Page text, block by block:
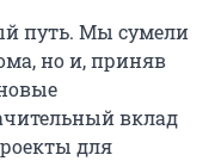
путь. Мы сумели
но и, приняв
вклад
для